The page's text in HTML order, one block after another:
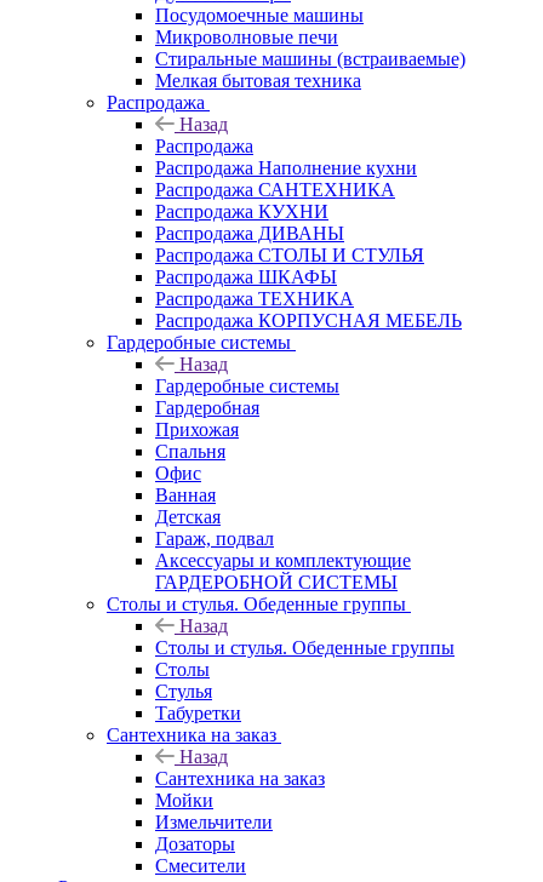
Посудомоечные машины
Микроволновые печи
Стиральные машины (встраиваемые)
Мелкая бытовая техника
Распродажа
Назад
Распродажа
Распродажа Наполнение кухни
Распродажа САНТЕХНИКА
Распродажа КУХНИ
Распродажа ДИВАНЫ
Распродажа СТОЛЫ И СТУЛЬЯ
Распродажа ШКАФЫ
Распродажа ТЕХНИКА
Распродажа КОРПУСНАЯ МЕБЕЛЬ
Гардеробные системы
Назад
Гардеробные системы
Гардеробная
Прихожая
Спальня
Офис
Ванная
Детская
Гараж, подвал
Аксессуары и комплектующие
ГАРДЕРОБНОЙ СИСТЕМЫ
Столы и стулья. Обеденные группы
Назад
Столы и стулья. Обеденные группы
Столы
Стулья
Табуретки
Сантехника на заказ
Назад
Сантехника на заказ
Мойки
Измельчители
Дозаторы
Смесители